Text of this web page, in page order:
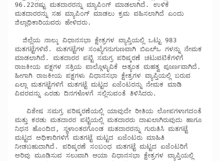
96.22ರಷ್ಟು ಮತದಾರರನ್ನು ಮ್ಯಾಪಿಂಗ್ ಮಾಡಲಾಗಿದೆ. ಉಳಿಕೆ
ಮತದಾರರನ್ನು ಸಹ ಮ್ಯಾಪಿಂಗ್ ಮಾಡಲು ಕ್ರಮ ವಹಿಸಲಾಗಿದೆ ಎಂದು
ಜಿಲ್ಲಾಧಿಕಾರಿಯವರು ಹೇಳಿದರು.
ಮತಗಟ್ಟೆಗಳಿವೆ. ಮತಗಟ್ಟೆಗಳ ಸಂಖ್ಯೆಗನುಗುಣವಾಗಿ ಬಿಎಲ್‍ಒ ಗಳನ್ನು ನೇಮಕ
ಮಾಡಲಾಗಿದೆ. ಮತದಾರರ ಪಟ್ಟಿ ಸಮಗ್ರ ಪರಿಷ್ಕರಣೆ ಚಟುವಟಿಕೆಗಳಿಗೆ
ರಾಜಕೀಯ ಪಕ್ಷಗಳ ಸಕ್ರಿಯ ಪಾಲ್ಗೊಳ್ಳುವಿಕೆ ಅತ್ಯಂತ ಮಹತ್ವ ಪೂರ್ಣವಾಗಿದೆ.
ಹೀಗಾಗಿ ರಾಜಕೀಯ ಪಕ್ಷಗಳು ವಿಧಾನಸಭಾ ಕ್ಷೇತ್ರಗಳ ವ್ಯಾಪ್ತಿಯಲ್ಲಿ ಬರುವ
ಎಲ್ಲಾ ಮತಗಟ್ಟೆಗಳಿಗೆ ಮತಗಟ್ಟೆ ಮಟ್ಟದ ಏಜೆಂಟರನ್ನು ನೇಮಕ ಮಾಡಿ
ವಿವರವನ್ನು ಎರಡು ದಿನಗಳೊಳಗೆ ಸಲ್ಲಿಸುವಂತೆ ತಿಳಿಸಿದರು.
ಮತ್ತು ಕರಡು ಮತದಾರರ ಪಟ್ಟಿಯಲ್ಲಿ ಮತದಾರರು ದಾಖಲಾಗಿರುವುದು ಹಾಗೂ
ನಿಧನ ಹೊಂದಿದ, ಸ್ಥಳಾಂತರಗೊಂಡ ಮತದಾರರನ್ನು ಗುರುತಿಸಿ ಮತಗಟ್ಟೆ
ಮಟ್ಟದ ಅಧಿಕಾರಿಗಳಿಗೆ ಮತಗಟ್ಟೆ ಮಟ್ಟದ ಏಜೆಂಟರು ಮಾಹಿತಿ
ನೀಡಬಹುದಾಗಿದೆ. ಪರಿಷ್ಕರಣೆ ಸಂಬಂಧ ಮತಗಟ್ಟೆ ಮಟ್ಟದ ಏಜೆಂಟರಿಗೆ
ಅರಿವು ಮೂಡಿಸುವ ಸಲುವಾಗಿ ಆಯಾ ವಿಧಾನಸಭಾ ಕ್ಷೇತ್ರಗಳ ವ್ಯಾಪ್ತಿಯಲ್ಲಿ